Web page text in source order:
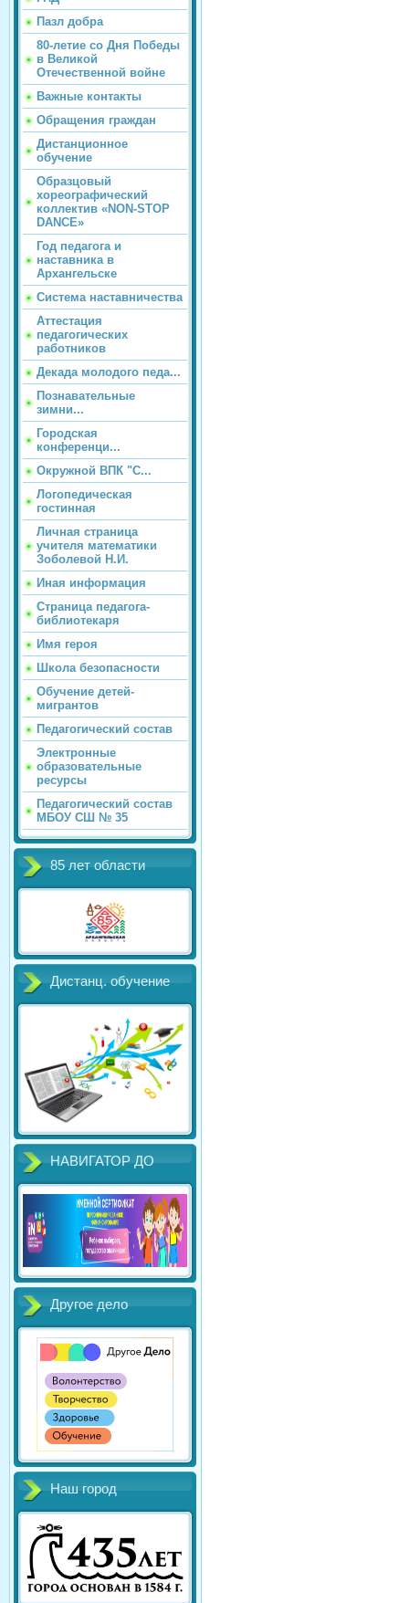
Пазл добра
80-летие со Дня Победы
в Великой
Отечественной войне
Важные контакты
Обращения граждан
Дистанционное
обучение
Образцовый
хореографический
коллектив «NON-STOP
DANCE»
Год педагога и
наставника в
Архангельске
Система наставничества
Аттестация
педагогических
работников
Декада молодого педа...
Познавательные
зимни...
Городская
конференци...
Окружной ВПК "С...
Логопедическая
гостинная
Личная страница
учителя математики
Зоболевой Н.И.
Иная информация
Страница педагога-
библиотекаря
Имя героя
Школа безопасности
Обучение детей-
мигрантов
Педагогический состав
Электронные
образовательные
ресурсы
Педагогический состав
МБОУ СШ № 35
85 лет области
Дистанц. обучение
НАВИГАТОР ДО
Другое дело
Наш город